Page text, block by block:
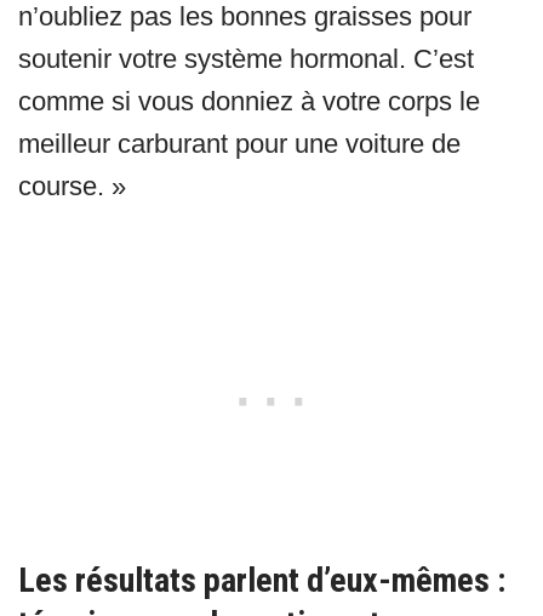
n’oubliez pas les bonnes graisses pour
soutenir votre système hormonal. C’est
comme si vous donniez à votre corps le
meilleur carburant pour une voiture de
course. »
Les résultats parlent d’eux-mêmes :